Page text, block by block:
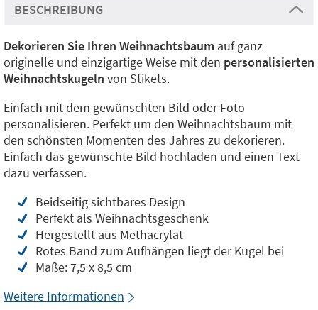
BESCHREIBUNG
Dekorieren Sie Ihren Weihnachtsbaum auf ganz
originelle und einzigartige Weise mit den personalisierten
Weihnachtskugeln von Stikets.
Einfach mit dem gewünschten Bild oder Foto
personalisieren. Perfekt um den Weihnachtsbaum mit
den schönsten Momenten des Jahres zu dekorieren.
Einfach das gewünschte Bild hochladen und einen Text
dazu verfassen.
Beidseitig sichtbares Design
Perfekt als Weihnachtsgeschenk
Hergestellt aus Methacrylat
Rotes Band zum Aufhängen liegt der Kugel bei
Maße: 7,5 x 8,5 cm
Weitere Informationen